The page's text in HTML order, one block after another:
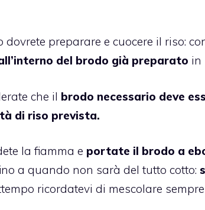
dovrete preparare e cuocere il riso:
del brodo già preparato in
che il brodo necessario deve
di riso prevista.
la fiamma e portate il brodo a
a quando non sarà del tutto cotto:
ricordatevi di mescolare